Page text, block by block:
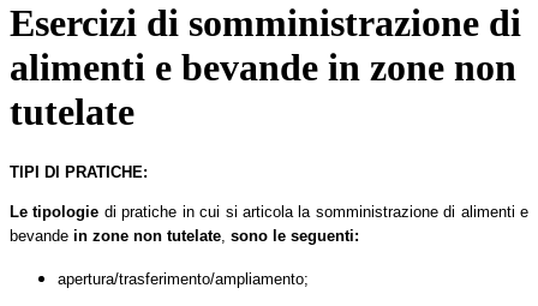
Esercizi di somministrazione di
alimenti e bevande in zone non
tutelate
TIPI DI PRATICHE:
Le tipologie di pratiche in cui si articola la somministrazione di alimenti e
bevande in zone non tutelate sono le seguenti:
apertura/trasferimento/ampliamento;